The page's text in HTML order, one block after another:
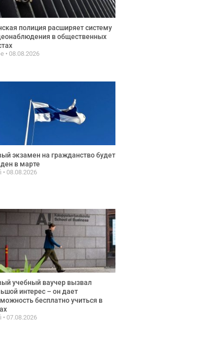
полиция расширяет систему
в общественных
08.08.2026
экзамен на гражданство будет
в марте
08.08.2026
учебный ваучер вызвал
интерес – он дает
бесплатно учиться в
07.08.2026